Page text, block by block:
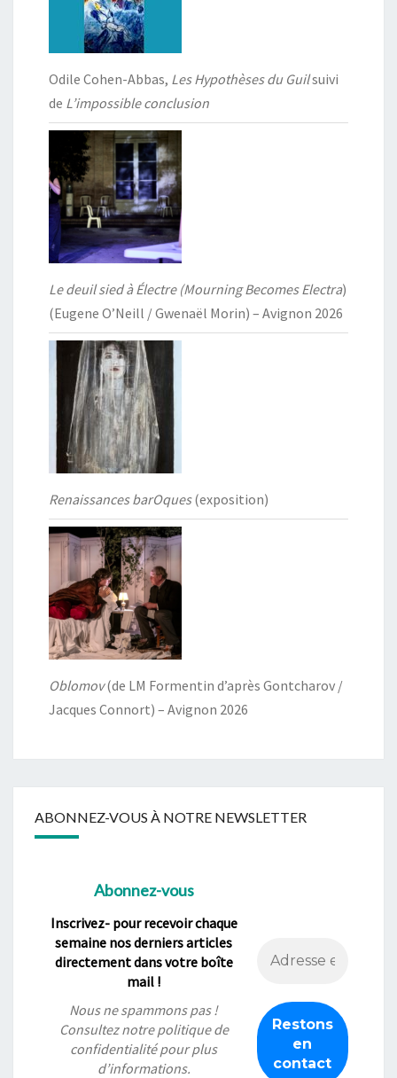
Odile Cohen-Abbas, Les Hypothèses du Guilsuivi
de L’impossible conclusion
Le deuil sied à Électre (Mourning Becomes Electra)
(Eugene O’Neill / Gwenaël Morin) – Avignon 2026
Renaissances barOques(exposition)
Oblomov(de LM Formentin d’après Gontcharov /
Jacques Connort) – Avignon 2026
ABONNEZ-VOUS À NOTRE NEWSLETTER
Abonnez-vous
Inscrivez- pour recevoir chaque
semaine nos derniers articles
directement dans votre boîte
mail !
Nous ne spammons pas !
Consultez notrepolitique de
confidentialitépour plus
d’informations.